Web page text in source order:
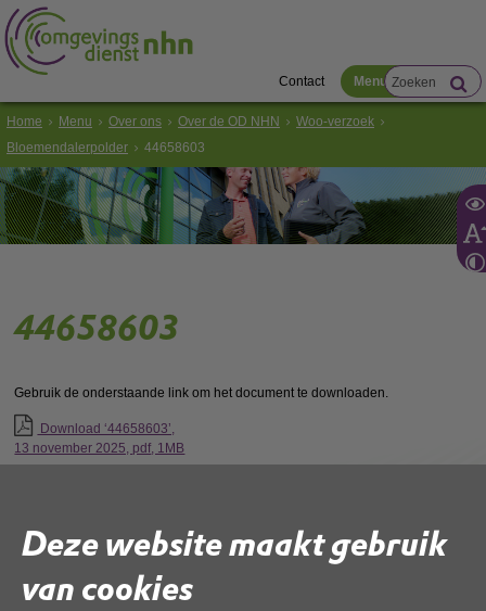
Deze website maakt gebruik
van cookies
Contact Menu
Home Menu Over ons Over de OD NHN
Woo-verzoek
Bloemendalerpolder
44658603
44658603
Gebruik de onderstaande link om het document te downloaden.
Download ‘44658603’,
13 november 2025, pdf, 1MB